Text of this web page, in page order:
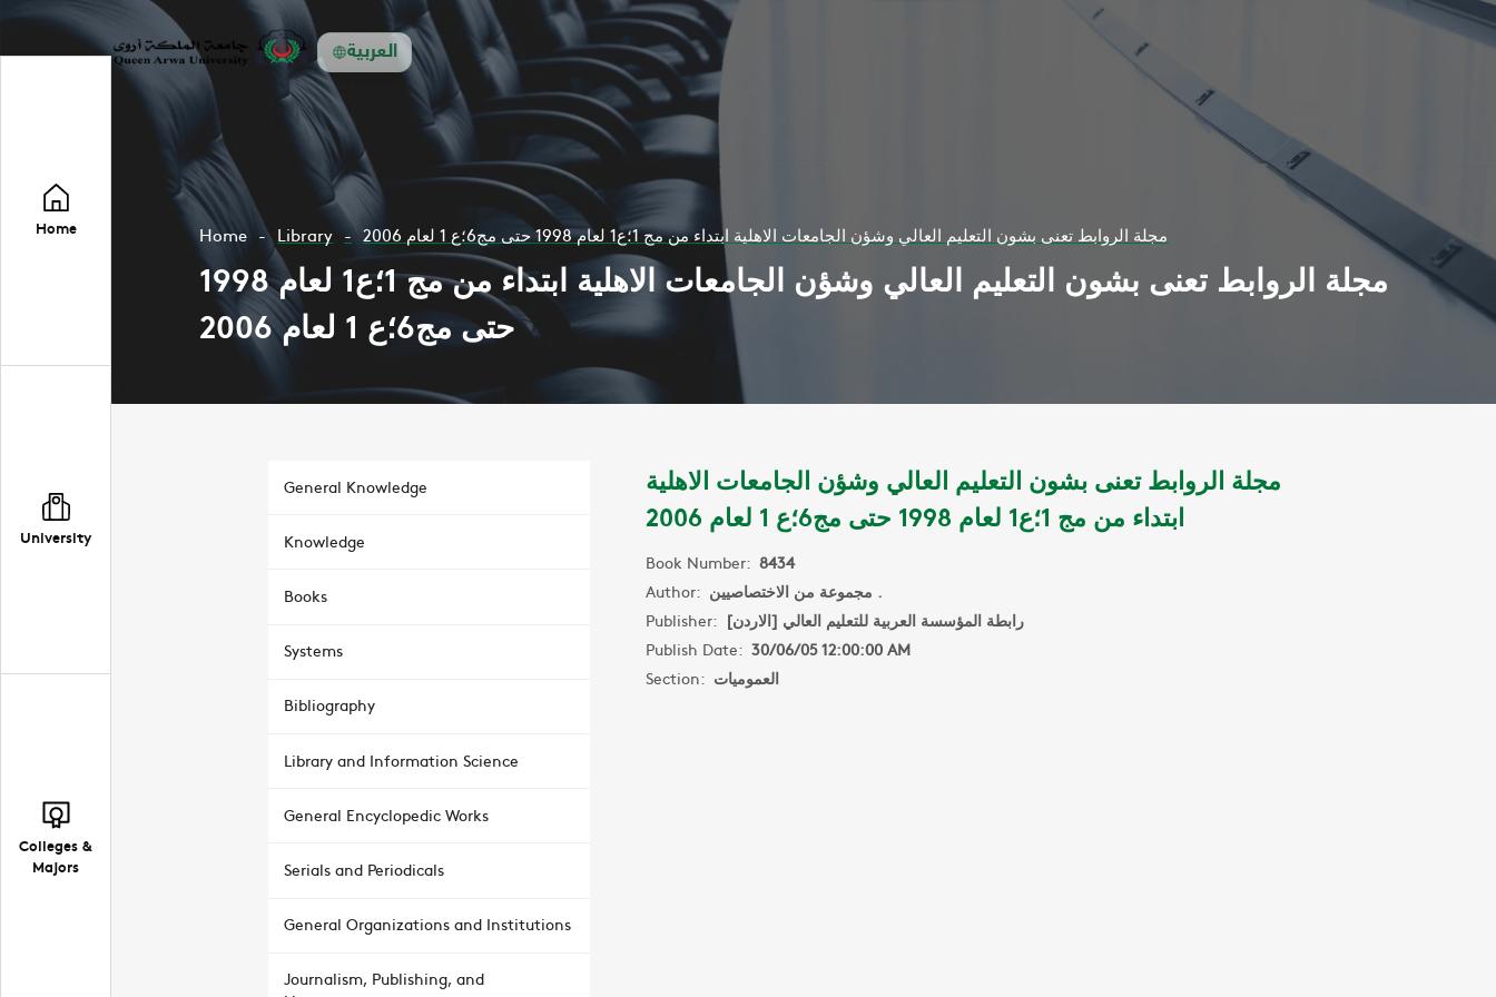
العربية
Home
University
Colleges &
Majors
Home Library مجلة الروابط تعنى بشون التعليم العالي وشؤن الجامعات الاهلية ابتداء من مج 1؛ع1 لعام 1998 حتى مج6؛ع 1 لعام 2006
مجلة الروابط تعنى بشون التعليم العالي وشؤن الجامعات الاهلية ابتداء من مج 1؛ع1 لعام 1998
حتى مج6؛ع 1 لعام 2006
General Knowledge
Knowledge
Books
Systems
Bibliography
Library and Information Science
General Encyclopedic Works
Serials and Periodicals
General Organizations and Institutions
Journalism, Publishing, and
مجلة الروابط تعنى بشون التعليم العالي وشؤن الجامعات الاهلية
ابتداء من مج 1؛ع1 لعام 1998 حتى مج6؛ع 1 لعام 2006
Book Number: 8434
Author:
مجموعة من الاختصاصيين .
Publisher: رابطة المؤسسة العربية للتعليم العالي [الاردن]
Publish Date: 30/06/05 12:00:00 AM
Section: العموميات